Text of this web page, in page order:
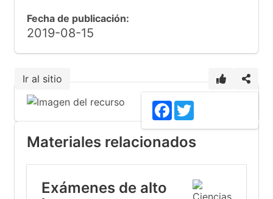
Fecha de publicación:
2019-08-15
Ir al sitio
Facebook
Materiales relacionados
Exámenes de alto